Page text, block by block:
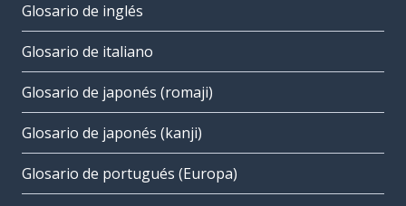
Glosario de inglés
Glosario de italiano
Glosario de japonés (romaji)
Glosario de japonés (kanji)
Glosario de portugués (Europa)